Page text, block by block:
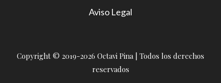
Aviso Legal
Copyright © 2019-2026 Octavi Pina | Todos los derechos
reservados